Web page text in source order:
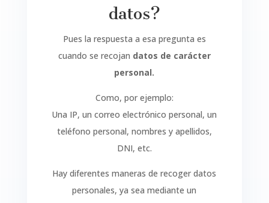
datos?
Pues la respuesta a esa pregunta es
cuando se recojan datos de carácter
personal.
Como, por ejemplo:
Una IP, un correo electrónico personal, un
teléfono personal, nombres y apellidos,
DNI, etc.
Hay diferentes maneras de recoger datos
personales, ya sea mediante un